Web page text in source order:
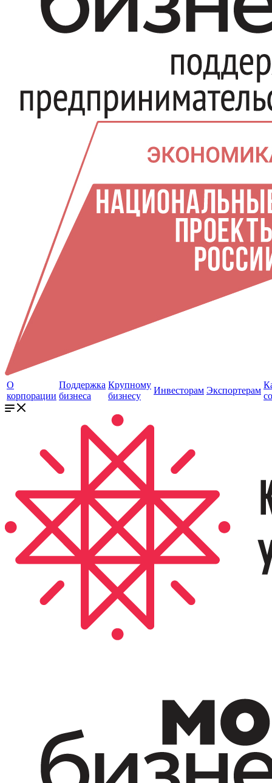
О
корпорации
Поддержка
бизнеса
Крупному
бизнесу
Инвесторам Экспортерам